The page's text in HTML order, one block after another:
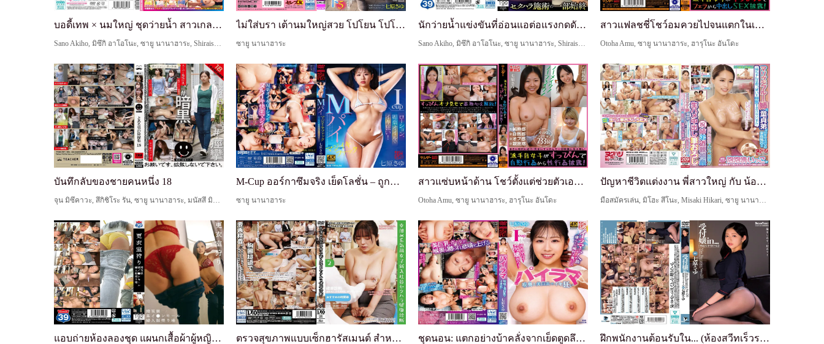
บอดี้เทพ × นมใหญ่ ชุดว่ายน้ำ สาวเกล GET! สาวสมัคร...
Sano Akiho, มิซึกิ อาโอโนะ, ซายู นานาฮาระ, Shiraishi Kanna
ไม่ใส่บรา เต้านมใหญ่สวย โปโยน โปโยน ออปปาย วัน 5 ...
ซายู นานาฮาระ
นักว่ายน้ำแข่งขันที่อ่อนแอต่อแรงกดดันและไม่สามารถ...
Sano Akiho, มิซึกิ อาโอโนะ, ซายู นานาฮาระ, Shiraishi Kanna
สาวแฟลชชี่โชว์อมควยไปจนแตกในเซ็กส์แบบไม่แต่งหน้า!
Otoha Amu, ซายู นานาฮาระ, ฮารุโนะ อันโดะ
บันทึกลับของชายคนหนึ่ง 18
จุน มิซึคาวะ, สึกิชิโระ รัน, ซายู นานาฮาระ, มนัสสึ มิซากิ
M-Cup ออร์กาซึมจริง เย็ดโลชั่น – ถูกขับให้คลั่งโด...
ซายู นานาฮาระ
สาวแซ่บหน้าด้าน โชว์ตั้งแต่ช่วยตัวเองยันเย็ด!
Otoha Amu, ซายู นานาฮาระ, ฮารุโนะ อันโดะ
ปัญหาชีวิตแต่งงาน พี่สาวใหญ่ กับ น้องชายซิง อาบน้...
มือสมัครเล่น, มิโฮะ สึโนะ, Misaki Hikari, ซายู นานาฮาระ, Hirata Tsukasa, Rodan Huzi, Katikati Yamada
แอบถ่ายห้องลองชุด แผนกเสื้อผ้าผู้หญิง อิออน มอลล์... ตรวจสุขภาพแบบเซ็กฮารัสเมนต์ สำหรับสาวพนักงานใหม่ข... ชุดนอน: แตกอย่างบ้าคลั่งจากเย็ดตูดลึกๆ และนมใหญ่ส... ฝึกพนักงานต้อนรับใน... (ห้องสวีทเร็วราวสายฟ้าแลบ)...